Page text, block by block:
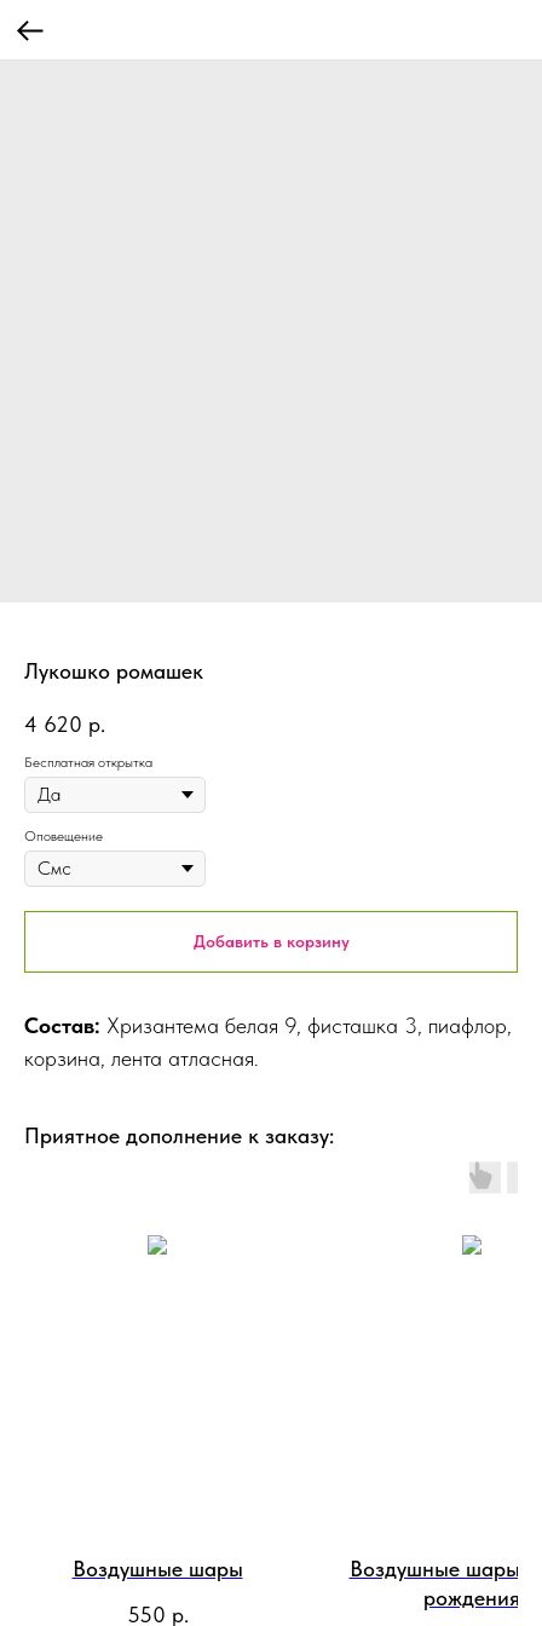
Лукошко ромашек
4 620 р.
Бесплатная открытка
Оповещение
Добавить в корзину
Состав: Хризантема белая 9, фисташка 3, пиафлор,
корзина, лента атласная.
Приятное дополнение к заказу:
Воздушные шары
550 р.
Воздушные шары
рождения